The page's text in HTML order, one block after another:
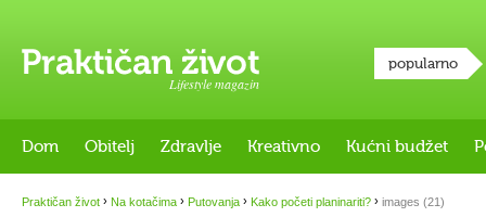
Lifestyle magazin
popularno
Dom Obitelj Zdravlje Kreativno Kućni budžet
Praktičan život › Na kotačima › Putovanja › Kako početi planinariti? › images (21)